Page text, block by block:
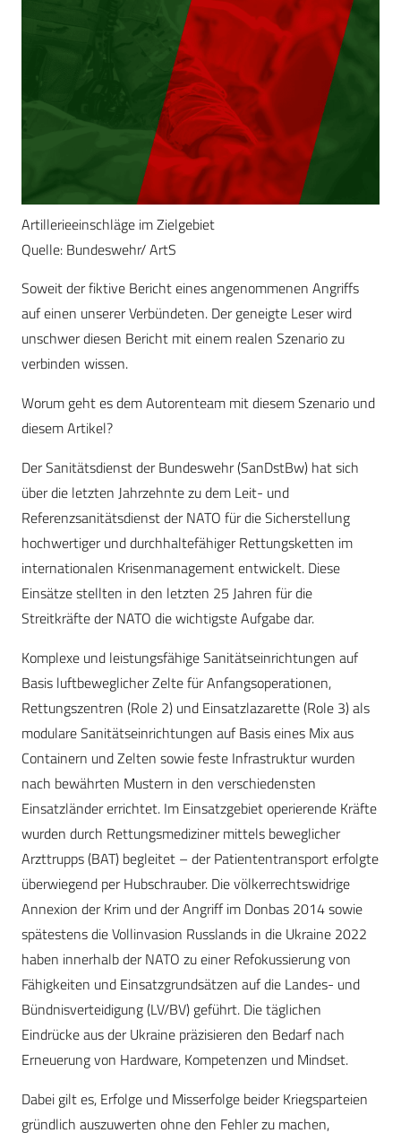
Artillerieeinschläge im Zielgebiet
Quelle: Bundeswehr/ ArtS
Soweit der fiktive Bericht eines angenommenen Angriffs
auf einen unserer Verbündeten. Der geneigte Leser wird
unschwer diesen Bericht mit einem realen Szenario zu
verbinden wissen.
Worum geht es dem Autorenteam mit diesem Szenario und
diesem Artikel?
Der Sanitätsdienst der Bundeswehr (SanDstBw) hat sich
über die letzten Jahrzehnte zu dem Leit- und
Referenzsanitätsdienst der NATO für die Sicherstellung
hochwertiger und durchhaltefähiger Rettungsketten im
internationalen Krisenmanagement entwickelt. Diese
Einsätze stellten in den letzten 25 Jahren für die
Streitkräfte der NATO die wichtigste Aufgabe dar.
Komplexe und leistungsfähige Sanitätseinrichtungen auf
Basis luftbeweglicher Zelte für Anfangsoperationen,
Rettungszentren (Role 2) und Einsatzlazarette (Role 3) als
modulare Sanitätseinrichtungen auf Basis eines Mix aus
Containern und Zelten sowie feste Infrastruktur wurden
nach bewährten Mustern in den verschiedensten
Einsatzländer errichtet. Im Einsatzgebiet operierende Kräfte
wurden durch Rettungsmediziner mittels beweglicher
Arzttrupps (BAT) begleitet – der Patiententransport erfolgte
überwiegend per Hubschrauber. Die völkerrechtswidrige
Annexion der Krim und der Angriff im Donbas 2014 sowie
spätestens die Vollinvasion Russlands in die Ukraine 2022
haben innerhalb der NATO zu einer Refokussierung von
Fähigkeiten und Einsatzgrundsätzen auf die Landes- und
Bündnisverteidigung (LV/BV) geführt. Die täglichen
Eindrücke aus der Ukraine präzisieren den Bedarf nach
Erneuerung von Hardware, Kompetenzen und Mindset.
Dabei gilt es, Erfolge und Misserfolge beider Kriegsparteien
gründlich auszuwerten ohne den Fehler zu machen,